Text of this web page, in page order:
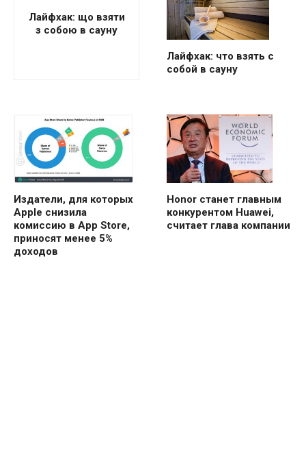
Лайфхак: що взяти
з собою в сауну
Лайфхак: что взять с
собой в сауну
Издатели, для которых
Apple снизила
комиссию в App Store,
приносят менее 5%
доходов
Honor станет главным
конкурентом Huawei,
считает глава компании